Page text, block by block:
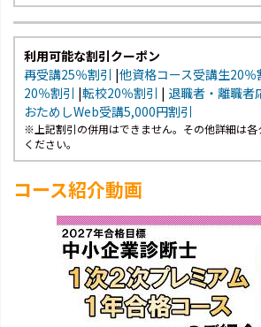
利用可能な割引クーポン
再受講25％割引 |他資格コース受講生20％
20％割引 |転校20％割引 | 退職者・離職者
おためしWeb受講5,000円割引
※上記割引の併用はできません。その他詳細は各
ください。
コース紹介動画